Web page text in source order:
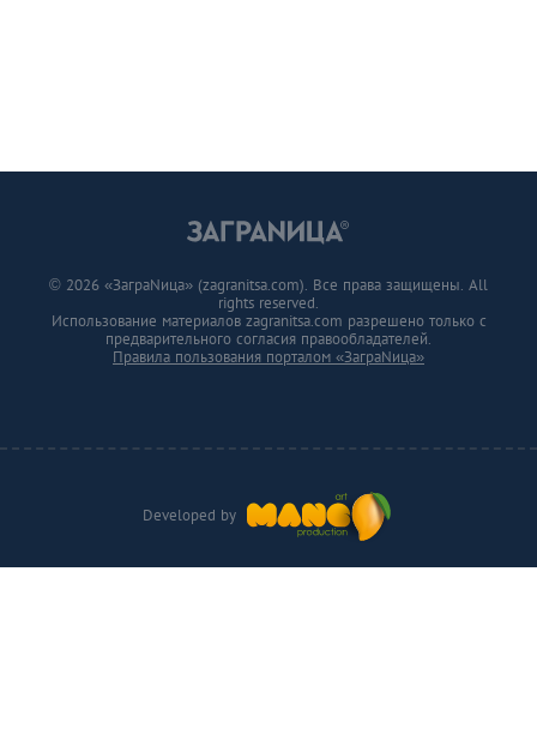
Developed by
© 2026 «ЗаграNица» (zagranitsa.com). Все права защищены. All
rights reserved.
Использование материалов zagranitsa.com разрешено только с
предварительного согласия правообладателей.
Правила пользования порталом «ЗаграNица»